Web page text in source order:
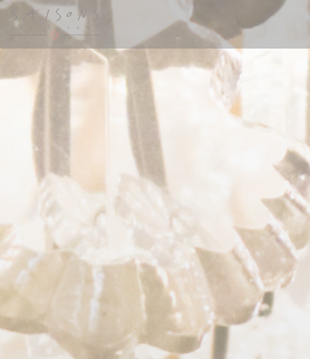
Personnalisation de vos choix en matière de cookies